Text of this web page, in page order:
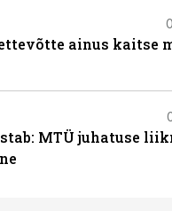
ainus kaitse
MTÜ juhatuse